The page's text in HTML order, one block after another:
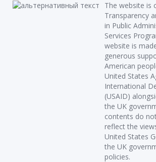
The website is
Transparency
in Public
Services
website is
generous
American
United States
International
(USAID)
the UK
contents do
reflect the
United States
the UK
policies.